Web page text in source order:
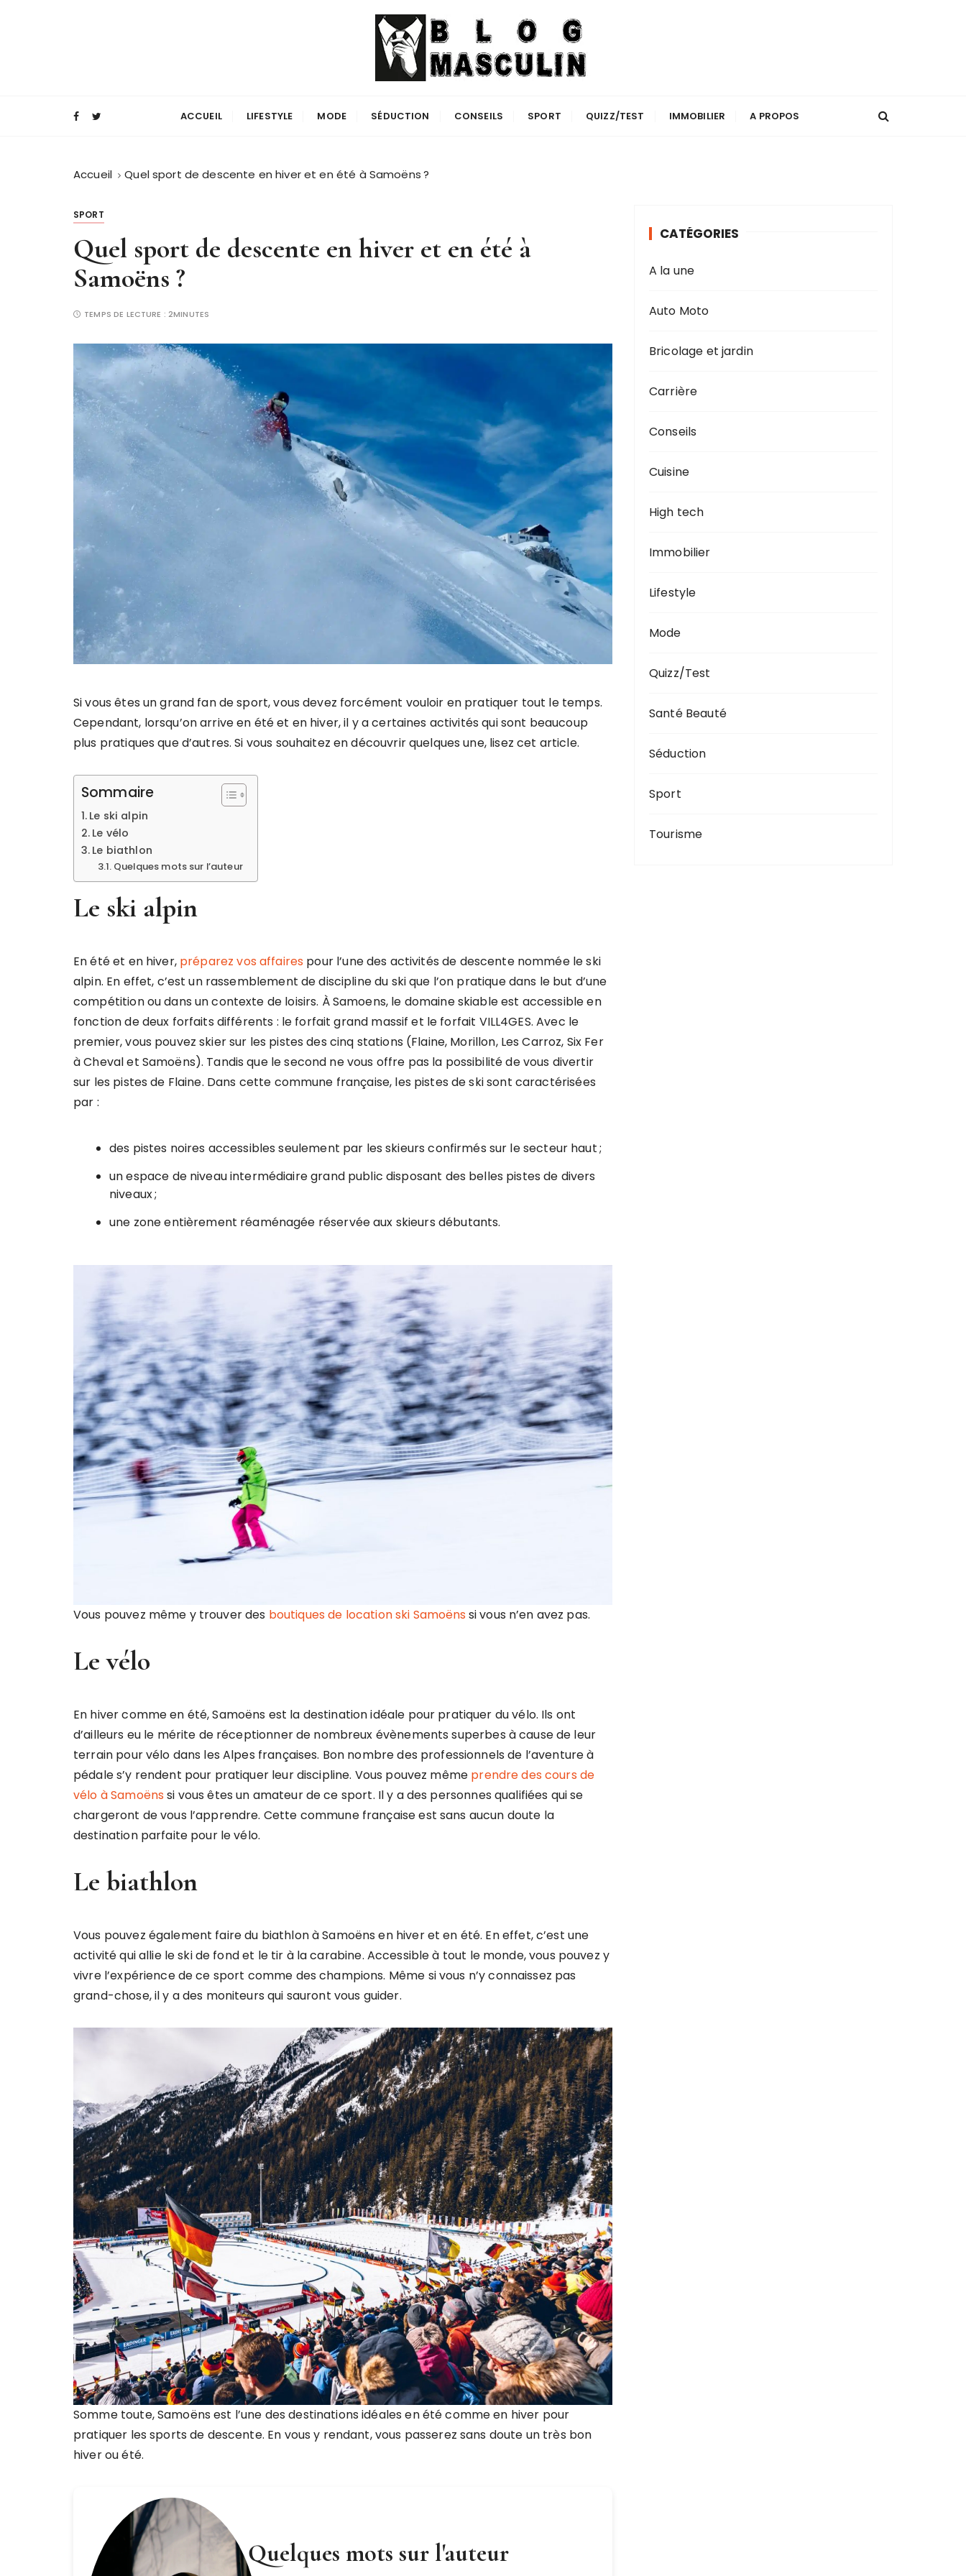
Blog Masculin
ACCUEIL LIFESTYLE MODE SÉDUCTION CONSEILS SPORT QUIZZ/TEST IMMOBILIER A PROPOS
Accueil Quel sport de descente en hiver et en été à Samoëns ?
SPORT
Quel sport de descente en hiver et en été à
Samoëns ?
TEMPS DE LECTURE :2MINUTES
Si vous êtes un grand fan de sport, vous devez forcément vouloir en pratiquer tout le temps.
Cependant, lorsqu’on arrive en été et en hiver, il y a certaines activités qui sont beaucoup
plus pratiques que d’autres. Si vous souhaitez en découvrir quelques une, lisez cet article.
Sommaire
Le ski alpin
Le vélo
Le biathlon
Quelques mots sur l’auteur
Le ski alpin
En été et en hiver, préparez vos affaires pour l’une des activités de descente nommée le ski
alpin. En effet, c’est un rassemblement de discipline du ski que l’on pratique dans le but d’une
compétition ou dans un contexte de loisirs. À Samoens, le domaine skiable est accessible en
fonction de deux forfaits différents : le forfait grand massif et le forfait VILL4GES. Avec le
premier, vous pouvez skier sur les pistes des cinq stations (Flaine, Morillon, Les Carroz, Six Fer
à Cheval et Samoëns). Tandis que le second ne vous offre pas la possibilité de vous divertir
sur les pistes de Flaine. Dans cette commune française, les pistes de ski sont caractérisées
par :
des pistes noires accessibles seulement par les skieurs confirmés sur le secteur haut ;
un espace de niveau intermédiaire grand public disposant des belles pistes de divers
niveaux ;
une zone entièrement réaménagée réservée aux skieurs débutants.
Vous pouvez même y trouver des boutiques de location ski Samoëns si vous n’en avez pas.
Le vélo
En hiver comme en été, Samoëns est la destination idéale pour pratiquer du vélo. Ils ont
d’ailleurs eu le mérite de réceptionner de nombreux évènements superbes à cause de leur
terrain pour vélo dans les Alpes françaises. Bon nombre des professionnels de l’aventure à
pédale s’y rendent pour pratiquer leur discipline. Vous pouvez même prendre des cours de
vélo à Samoëns si vous êtes un amateur de ce sport. Il y a des personnes qualifiées qui se
chargeront de vous l’apprendre. Cette commune française est sans aucun doute la
destination parfaite pour le vélo.
Le biathlon
Vous pouvez également faire du biathlon à Samoëns en hiver et en été. En effet, c’est une
activité qui allie le ski de fond et le tir à la carabine. Accessible à tout le monde, vous pouvez y
vivre l’expérience de ce sport comme des champions. Même si vous n’y connaissez pas
grand-chose, il y a des moniteurs qui sauront vous guider.
Somme toute, Samoëns est l’une des destinations idéales en été comme en hiver pour
pratiquer les sports de descente. En vous y rendant, vous passerez sans doute un très bon
hiver ou été.
Quelques mots sur l'auteur
CATÉGORIES
A la une
Auto Moto
Bricolage et jardin
Carrière
Conseils
Cuisine
High tech
Immobilier
Lifestyle
Mode
Quizz/Test
Santé Beauté
Séduction
Sport
Tourisme